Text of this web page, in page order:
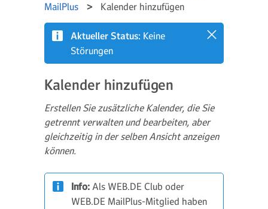
MailPlus
Kalender hinzufügen
Aktueller Status: Keine
Störungen
Kalender hinzufügen
Erstellen Sie zusätzliche Kalender, die Sie
getrennt verwalten und bearbeiten, aber
gleichzeitig in der selben Ansicht anzeigen
können.
Info: Als WEB.DE Club oder
WEB.DE MailPlus-Mitglied haben